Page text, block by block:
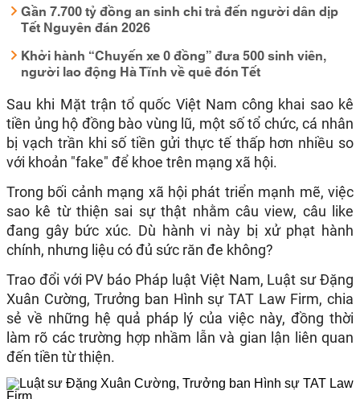
Gần 7.700 tỷ đồng an sinh chi trả đến người dân dịp
Tết Nguyên đán 2026
Khởi hành “Chuyến xe 0 đồng” đưa 500 sinh viên,
người lao động Hà Tĩnh về quê đón Tết
Sau khi Mặt trận tổ quốc Việt Nam công khai sao kê
tiền ủng hộ đồng bào vùng lũ, một số tổ chức, cá nhân
bị vạch trần khi số tiền gửi thực tế thấp hơn nhiều so
với khoản "fake" để khoe trên mạng xã hội.
Trong bối cảnh mạng xã hội phát triển mạnh mẽ, việc
sao kê từ thiện sai sự thật nhằm câu view, câu like
đang gây bức xúc. Dù hành vi này bị xử phạt hành
chính, nhưng liệu có đủ sức răn đe không?
Trao đổi với PV báo Pháp luật Việt Nam, Luật sư Đặng
Xuân Cường, Trưởng ban Hình sự TAT Law Firm, chia
sẻ về những hệ quả pháp lý của việc này, đồng thời
làm rõ các trường hợp nhầm lẫn và gian lận liên quan
đến tiền từ thiện.